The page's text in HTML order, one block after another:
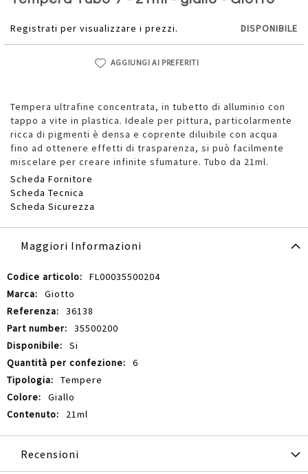
Registrati per visualizzare i prezzi. DISPONIBILE
AGGIUNGI AI PREFERITI
Tempera ultrafine concentrata, in tubetto di alluminio con
tappo a vite in plastica. Ideale per pittura, particolarmente
ricca di pigmenti è densa e coprente diluibile con acqua
fino ad ottenere effetti di trasparenza, si può facilmente
miscelare per creare infinite sfumature. Tubo da 21ml.
Scheda Fornitore
Scheda Tecnica
Scheda Sicurezza
galleria
Maggiori Informazioni
Maggiori
Informazioni
FL00035500204
Giotto
36138
35500200
Si
6
Tempere
Giallo
21ml
Recensioni